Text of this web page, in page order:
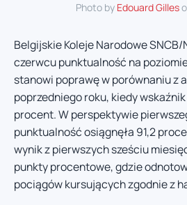
Photo by Edouard Gilles
Belgijskie Koleje Narodowe
czerwcu punktualność na
stanowi poprawę w porównaniu z
poprzedniego roku, kiedy
procent. W perspektywie
punktualność osiągnęła 91,2
wynik z pierwszych sześciu
punkty procentowe, gdzie
pociągów kursujących zgodnie z